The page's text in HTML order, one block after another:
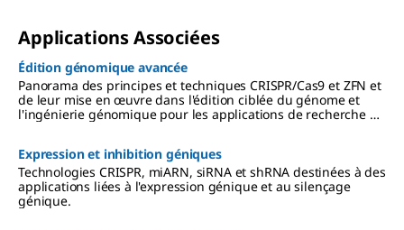
Applications Associées
Édition génomique avancée
Panorama des principes et techniques CRISPR/Cas9 et ZFN et
de leur mise en œuvre dans l'édition ciblée du génome et
l'ingénierie génomique pour les applications de recherche et
Expression et inhibition géniques
Technologies CRISPR, miARN, siRNA et shRNA destinées à des
applications liées à l'expression génique et au silençage
génique.